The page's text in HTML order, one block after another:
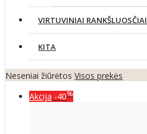
VIRTUVINIAI RANKŠLUOSČIAI
KITA
Neseniai žiūrėtos Visos prekės
Akcija -40%